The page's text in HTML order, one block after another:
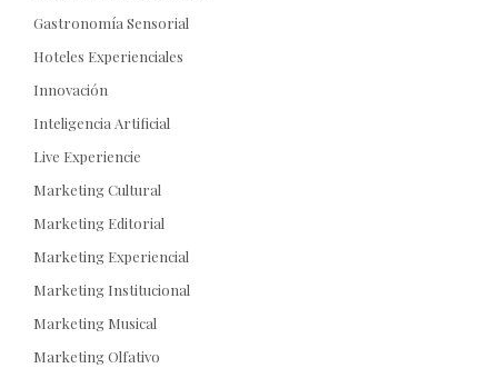
Gastronomía Sensorial
Hoteles Experienciales
Innovación
Inteligencia Artificial
Live Experiencie
Marketing Cultural
Marketing Editorial
Marketing Experiencial
Marketing Institucional
Marketing Musical
Marketing Olfativo